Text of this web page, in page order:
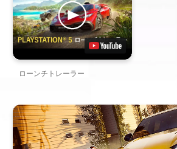
ローンチトレーラー